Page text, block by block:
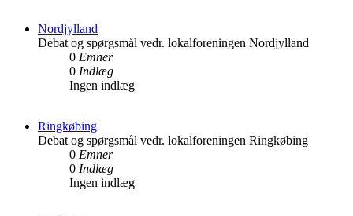
Nordjylland
Debat og spørgsmål vedr. lokalforeningen Nordjylland
0 Emner
0 Indlæg
Ingen indlæg
Ringkøbing
Debat og spørgsmål vedr. lokalforeningen Ringkøbing
0 Emner
0 Indlæg
Ingen indlæg